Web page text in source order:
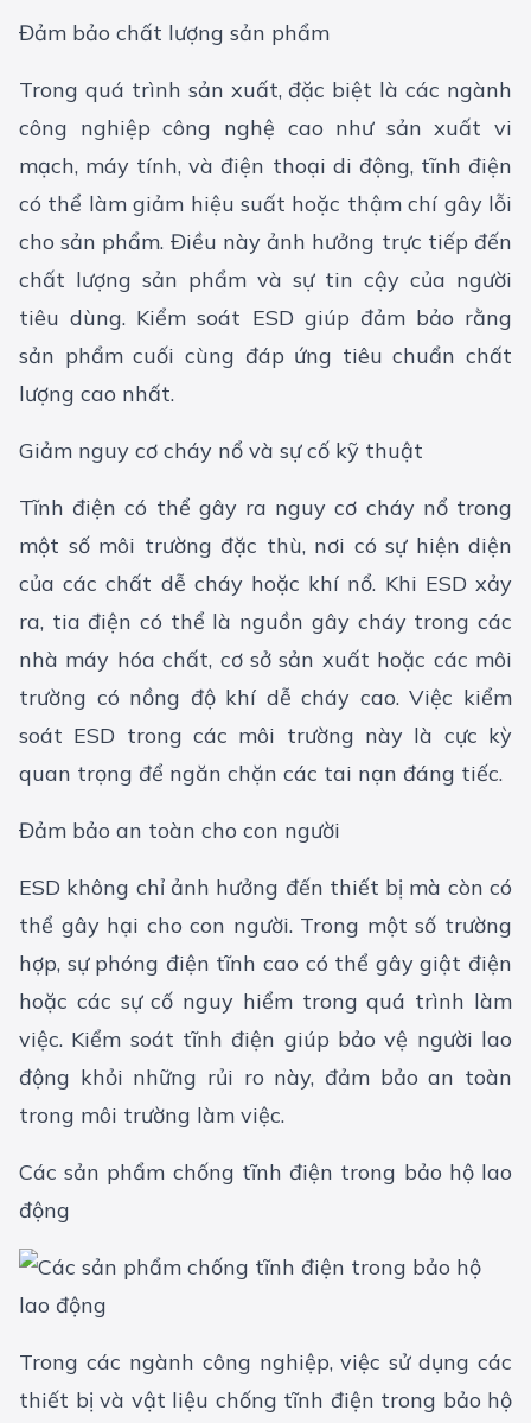
Đảm bảo chất lượng sản phẩm
Trong quá trình sản xuất, đặc biệt là các ngành
công nghiệp công nghệ cao như sản xuất vi
mạch, máy tính, và điện thoại di động, tĩnh điện
có thể làm giảm hiệu suất hoặc thậm chí gây lỗi
cho sản phẩm. Điều này ảnh hưởng trực tiếp đến
chất lượng sản phẩm và sự tin cậy của người
tiêu dùng. Kiểm soát ESD giúp đảm bảo rằng
sản phẩm cuối cùng đáp ứng tiêu chuẩn chất
lượng cao nhất.
Giảm nguy cơ cháy nổ và sự cố kỹ thuật
Tĩnh điện có thể gây ra nguy cơ cháy nổ trong
một số môi trường đặc thù, nơi có sự hiện diện
của các chất dễ cháy hoặc khí nổ. Khi ESD xảy
ra, tia điện có thể là nguồn gây cháy trong các
nhà máy hóa chất, cơ sở sản xuất hoặc các môi
trường có nồng độ khí dễ cháy cao. Việc kiểm
soát ESD trong các môi trường này là cực kỳ
quan trọng để ngăn chặn các tai nạn đáng tiếc.
Đảm bảo an toàn cho con người
ESD không chỉ ảnh hưởng đến thiết bị mà còn có
thể gây hại cho con người. Trong một số trường
hợp, sự phóng điện tĩnh cao có thể gây giật điện
hoặc các sự cố nguy hiểm trong quá trình làm
việc. Kiểm soát tĩnh điện giúp bảo vệ người lao
động khỏi những rủi ro này, đảm bảo an toàn
trong môi trường làm việc.
Các sản phẩm chống tĩnh điện trong bảo hộ lao
động
Trong các ngành công nghiệp, việc sử dụng các
thiết bị và vật liệu chống tĩnh điện trong bảo hộ